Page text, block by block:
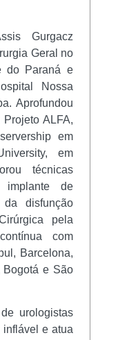
Gurgacz
Geral no
do Paraná e
Nossa
Aprofundou
ALFA,
em
em
técnicas
implante de
da disfunção
pela
com
Barcelona,
Bogotá e São
urologistas
e atua